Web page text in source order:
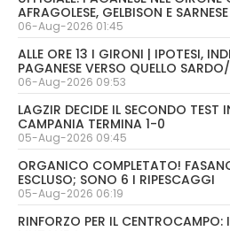
AFRAGOLESE, GELBISON E SARNESE
06-Aug-2026 01:45
ALLE ORE 13 I GIRONI | IPOTESI,
PAGANESE VERSO QUELLO
06-Aug-2026 09:53
LAGZIR DECIDE IL SECONDO TEST
CAMPANIA TERMINA 1-0
05-Aug-2026 09:45
ORGANICO COMPLETATO!
ESCLUSO; SONO 6 I RIPESCAGGI
05-Aug-2026 06:19
RINFORZO PER IL